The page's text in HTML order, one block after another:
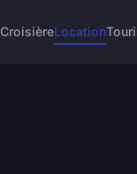
CroisièreLocation